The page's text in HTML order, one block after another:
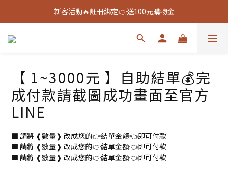
新客活動🔥註冊綁定👉送100元購物金
新客活動🔥註冊綁定👉送100元購物金
全館888免運🚚
【 1~3000元 】自助結單💰完
成付款請截圖成功畫面至官方
LINE
⬛ 請將 ❰數量❱ 改成您的👉結單金額👈即可付款
⬛ 請將 ❰數量❱ 改成您的👉結單金額👈即可付款
⬛ 請將 ❰數量❱ 改成您的👉結單金額👈即可付款